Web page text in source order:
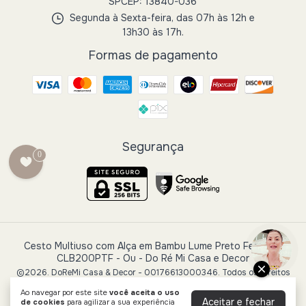
Ao navegar por este site você aceita o uso
de cookies para agilizar a sua experiência Aceitar e fechar
Segunda à Sexta-feira, das 07h às 12h e
13h30 às 17h.
Formas de pagamento
Segurança
Cesto Multiuso com Alça em Bambu Lume Preto Fechado
CLB200PTF - Ou - Do Ré Mi Casa e Decor
©2026. DoReMi Casa & Decor - 00176613000346. Todos os direitos
0